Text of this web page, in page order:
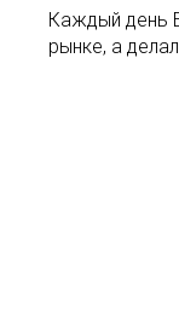
Каждый день
рынке, а